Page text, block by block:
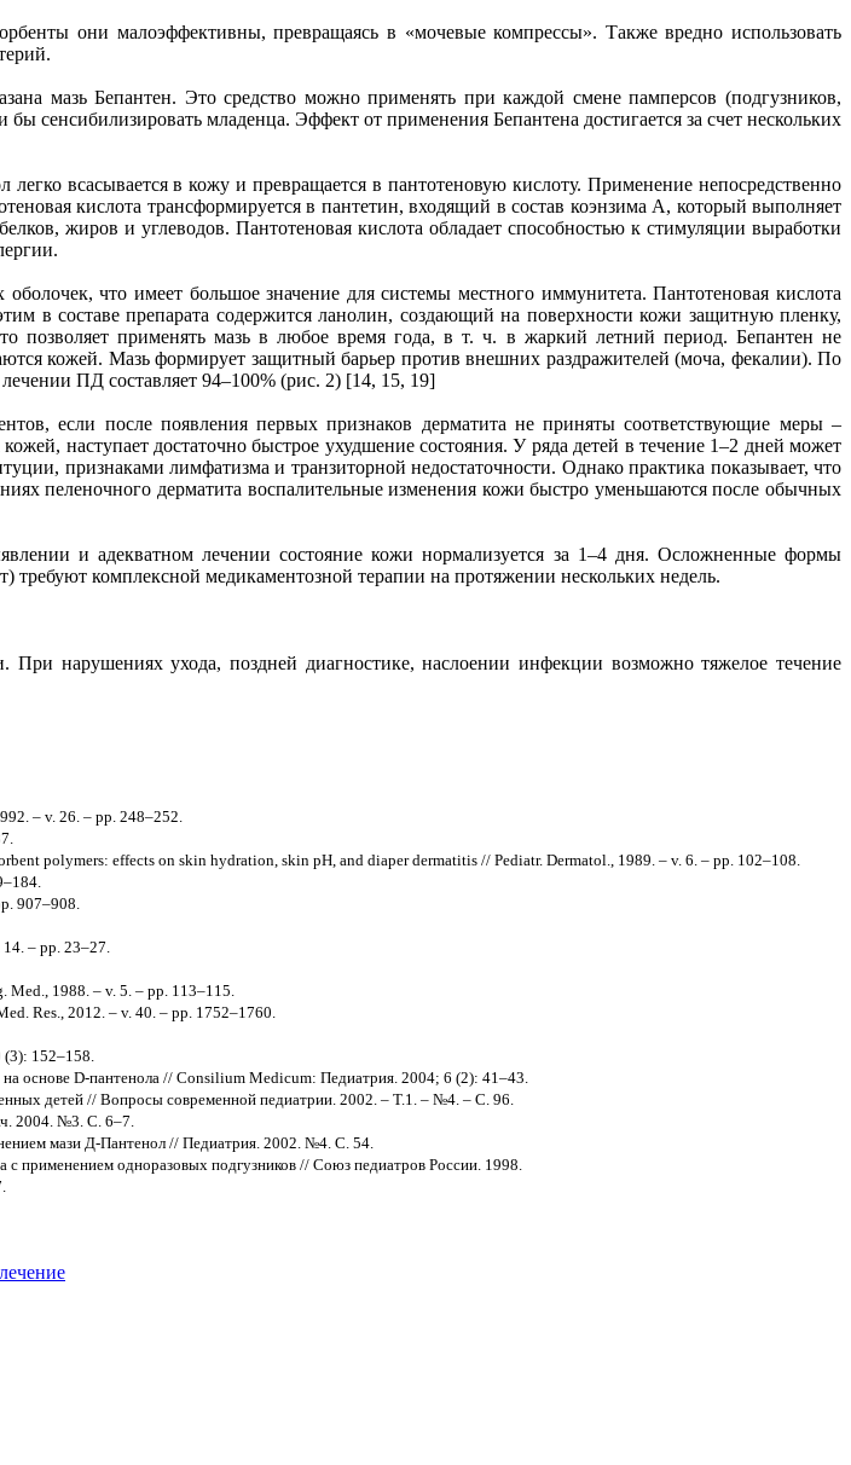
они малоэффективны, превращаясь в «мочевые компрессы». Также вредно использовать
мазь Бепантен. Это средство можно применять при каждой смене памперсов (подгузников,
сенсибилизировать младенца. Эффект от применения Бепантена достигается за счет нескольких
всасывается в кожу и превращается в пантотеновую кислоту. Применение непосредственно
кислота трансформируется в пантетин, входящий в состав коэнзима А, который выполняет
жиров и углеводов. Пантотеновая кислота обладает способностью к стимуляции выработки
что имеет большое значение для системы местного иммунитета. Пантотеновая кислота
в составе препарата содержится ланолин, создающий на поверхности кожи защитную пленку,
применять мазь в любое время года, в т. ч. в жаркий летний период. Бепантен не
кожей. Мазь формирует защитный барьер против внешних раздражителей (моча, фекалии). По
ПД составляет 94–100% (рис. 2) [14, 15, 19]
если после появления первых признаков дерматита не приняты соответствующие меры –
наступает достаточно быстрое ухудшение состояния. У ряда детей в течение 1–2 дней может
признаками лимфатизма и транзиторной недостаточности. Однако практика показывает, что
пеленочного дерматита воспалительные изменения кожи быстро уменьшаются после обычных
и адекватном лечении состояние кожи нормализуется за 1–4 дня. Осложненные формы
комплексной медикаментозной терапии на протяжении нескольких недель.
нарушениях ухода, поздней диагностике, наслоении инфекции возможно тяжелое течение
– v. 26. – pp. 248–252.
polymers: effects on skin hydration, skin pH, and diaper dermatitis // Pediatr. Dermatol., 1989. – v. 6. – pp. 102–108.
907–908.
– pp. 23–27.
1988. – v. 5. – pp. 113–115.
Res., 2012. – v. 40. – pp. 1752–1760.
152–158.
основе D-пантенола // Consilium Medicum: Педиатрия. 2004; 6 (2): 41–43.
детей // Вопросы современной педиатрии. 2002. – Т.1. – №4. – С. 96.
2004. №3. С. 6–7.
мази Д-Пантенол // Педиатрия. 2002. №4. С. 54.
применением одноразовых подгузников // Союз педиатров России. 1998.
лечение